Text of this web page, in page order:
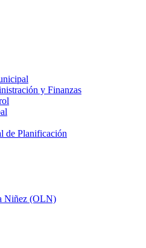
y Finanzas
de Planificación
Niñez (OLN)